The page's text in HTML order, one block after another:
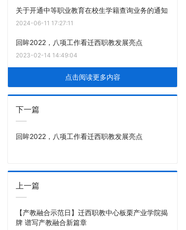
关于开通中等职业教育在校生学籍查询业务的通知
2024-06-11 17:27:11
回眸2022，八项工作看迁西职教发展亮点
2023-02-14 14:49:04
点击阅读更多内容
下一篇
回眸2022，八项工作看迁西职教发展亮点
上一篇
【产教融合示范日】迁西职教中心板栗产业学院揭
牌 谱写产教融合新篇章